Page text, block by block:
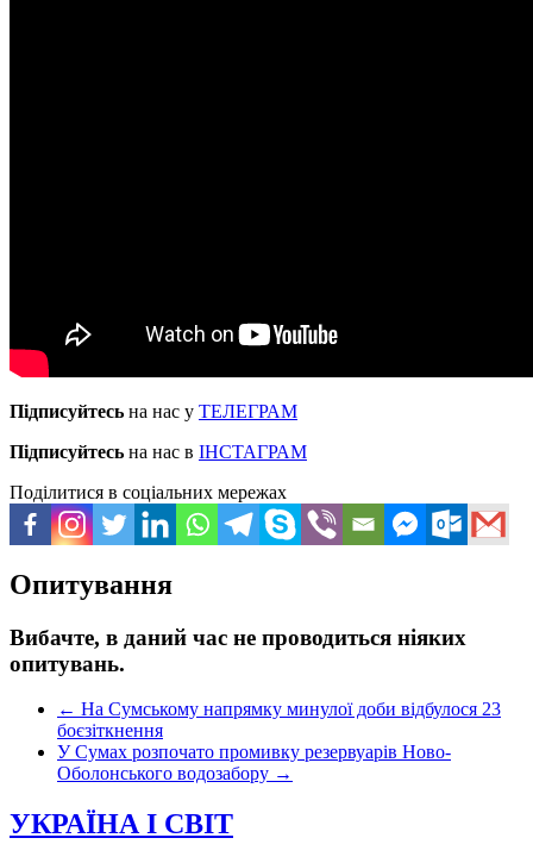
Підписуйтесь на нас у ТЕЛЕГРАМ
Підписуйтесь на нас в ІНСТАГРАМ
Поділитися в соціальних мережах
Опитування
Вибачте, в даний час не проводиться ніяких
опитувань.
← На Сумському напрямку минулої доби відбулося 23
боєзіткнення
У Сумах розпочато промивку резервуарів Ново-
Оболонського водозабору →
УКРАЇНА І СВІТ